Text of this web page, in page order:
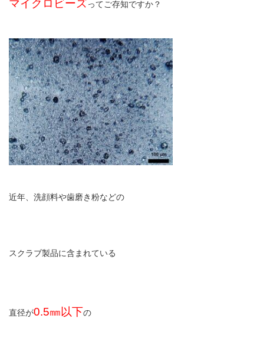
マイクロビーズってご存知ですか？
近年、洗顔料や歯磨き粉などの
スクラブ製品に含まれている
直径が0.5㎜以下の